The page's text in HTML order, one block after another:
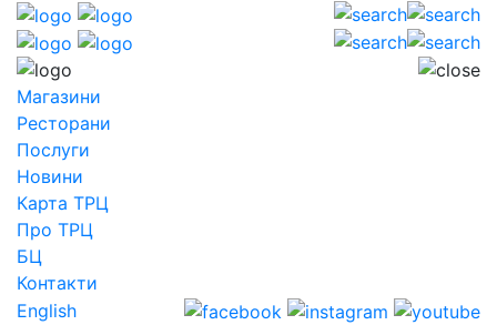
Магазини
Ресторани
Послуги
Новини
Карта ТРЦ
Про ТРЦ
БЦ
Контакти
English